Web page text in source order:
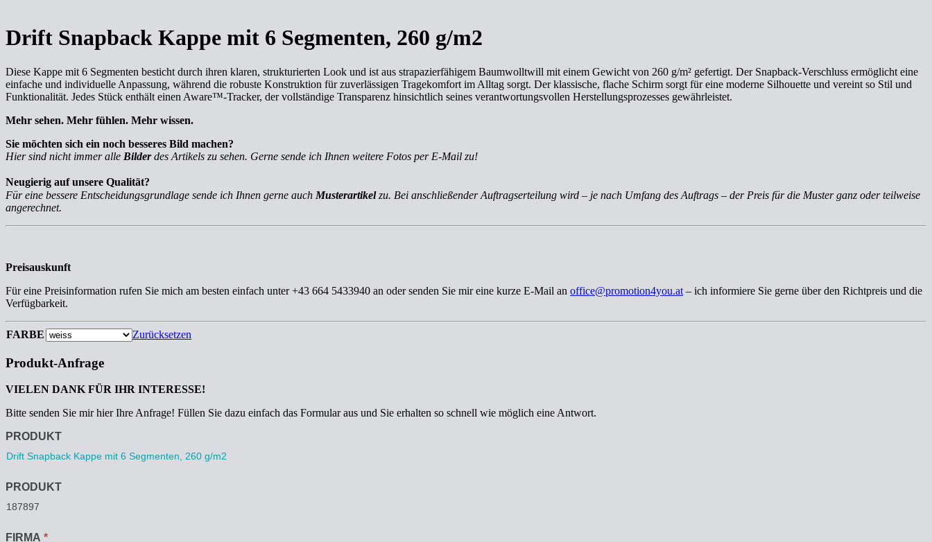
Drift Snapback Kappe mit 6 Segmenten, 260 g/m2
Diese Kappe mit 6 Segmenten besticht durch ihren klaren, strukturierten Look und ist aus strapazierfähigem Baumwolltwill mit einem Gewicht von 260 g/m² gefertigt. Der Snapback-Verschluss ermöglicht eine
einfache und individuelle Anpassung, während die robuste Konstruktion für zuverlässigen Tragekomfort im Alltag sorgt. Der klassische, flache Schirm sorgt für eine moderne Silhouette und vereint so Stil und
Funktionalität. Jedes Stück enthält einen Aware™-Tracker, der vollständige Transparenz hinsichtlich seines verantwortungsvollen Herstellungsprozesses gewährleistet.
Mehr sehen. Mehr fühlen. Mehr wissen.
Sie möchten sich ein noch besseres Bild machen?
Hier sind nicht immer alle Bilderdes Artikels zu sehen. Gerne sende ich Ihnen weitere Fotos per E-Mail zu!
Neugierig auf unsere Qualität?
Für eine bessere Entscheidungsgrundlage sende ich Ihnen gerne auch Musterartikelzu. Bei anschließender Auftragserteilung wird – je nach Umfang des Auftrags – der Preis für die Muster ganz oder teilweise
angerechnet.
Preisauskunft
Für eine Preisinformation rufen Sie mich am besten einfach unter +43 664 5433940 an oder senden Sie mir eine kurze E-Mail an office@promotion4you.at – ich informiere Sie gerne über den Richtpreis und die
Verfügbarkeit.
FARBE Zurücksetzen
Produkt-Anfrage
VIELEN DANK FÜR IHR INTERESSE!
Bitte senden Sie mir hier Ihre Anfrage! Füllen Sie dazu einfach das Formular aus und Sie erhalten so schnell wie möglich eine Antwort.
Anfrage
PRODUKT
PRODUKT
FIRMA *